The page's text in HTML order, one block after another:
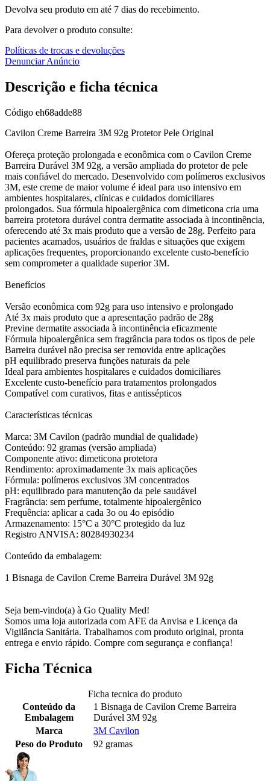
Devolva seu produto em até 7 dias do recebimento.
Para devolver o produto consulte:
Políticas de trocas e devoluções
Denunciar Anúncio
Descrição e ficha técnica
Código eh68adde88
Cavilon Creme Barreira 3M 92g Protetor Pele Original
Ofereça proteção prolongada e econômica com o Cavilon Creme
Barreira Durável 3M 92g, a versão ampliada do protetor de pele
mais confiável do mercado. Desenvolvido com polímeros exclusivos
3M, este creme de maior volume é ideal para uso intensivo em
ambientes hospitalares, clínicas e cuidados domiciliares
prolongados. Sua fórmula hipoalergênica com dimeticona cria uma
barreira protetora durável contra dermatite associada à incontinência,
oferecendo até 3x mais produto que a versão de 28g. Perfeito para
pacientes acamados, usuários de fraldas e situações que exigem
aplicações frequentes, proporcionando excelente custo-benefício
sem comprometer a qualidade superior 3M.
Benefícios
Versão econômica com 92g para uso intensivo e prolongado
Até 3x mais produto que a apresentação padrão de 28g
Previne dermatite associada à incontinência eficazmente
Fórmula hipoalergênica sem fragrância para todos os tipos de pele
Barreira durável não precisa ser removida entre aplicações
pH equilibrado preserva funções naturais da pele
Ideal para ambientes hospitalares e cuidados domiciliares
Excelente custo-benefício para tratamentos prolongados
Compatível com curativos, fitas e antissépticos
Características técnicas
Marca: 3M Cavilon (padrão mundial de qualidade)
Conteúdo: 92 gramas (versão ampliada)
Componente ativo: dimeticona protetora
Rendimento: aproximadamente 3x mais aplicações
Fórmula: polímeros exclusivos 3M concentrados
pH: equilibrado para manutenção da pele saudável
Fragrância: sem perfume, totalmente hipoalergênico
Frequência: aplicar a cada 3o ou 4o episódio
Armazenamento: 15°C a 30°C protegido da luz
Registro ANVISA: 80284930234
Conteúdo da embalagem:
1 Bisnaga de Cavilon Creme Barreira Durável 3M 92g
Seja bem-vindo(a) à Go Quality Med!
Somos uma loja autorizada com AFE da Anvisa e Licença da
Vigilância Sanitária. Trabalhamos com produto original, pronta
entrega e envio rápido. Compre com segurança e confiança!
Ficha Técnica
Ficha tecnica do produto
Conteúdo da
Embalagem
1 Bisnaga de Cavilon Creme Barreira
Durável 3M 92g
Marca
3M Cavilon
Peso do Produto
92 gramas